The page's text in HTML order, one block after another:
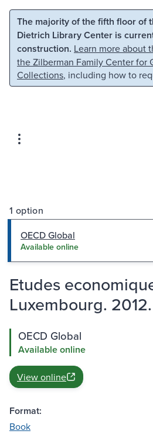
Skip to main content Skip to
The majority of the fifth floor of
Dietrich Library Center is
construction. Learn more about
the Zilberman Family Center for
Collections, including how to
1 option
OECD Global
Available online
Etudes
Luxembourg. 2012.
OECD Global
Available online
View online
Format:
Book